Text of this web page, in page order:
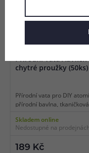
Mohlo
Přírodní vata
chytré proužky (50ks)
Přírodní vata pro DIY
přírodní bavlna,
Skladem online
Nedostupné na prodejnách
189 Kč